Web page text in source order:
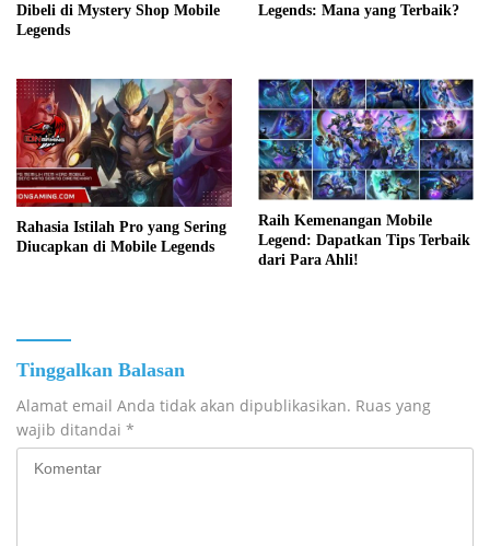
Dibeli di Mystery Shop Mobile
Legends
Legends: Mana yang Terbaik?
Rahasia Istilah Pro yang Sering
Diucapkan di Mobile Legends
Raih Kemenangan Mobile
Legend: Dapatkan Tips Terbaik
dari Para Ahli!
Tinggalkan Balasan
Alamat email Anda tidak akan dipublikasikan. Ruas yang
wajib ditandai *